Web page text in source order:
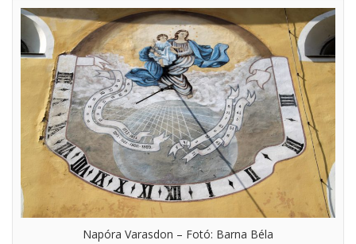
Napóra Varasdon – Fotó: Barna Béla